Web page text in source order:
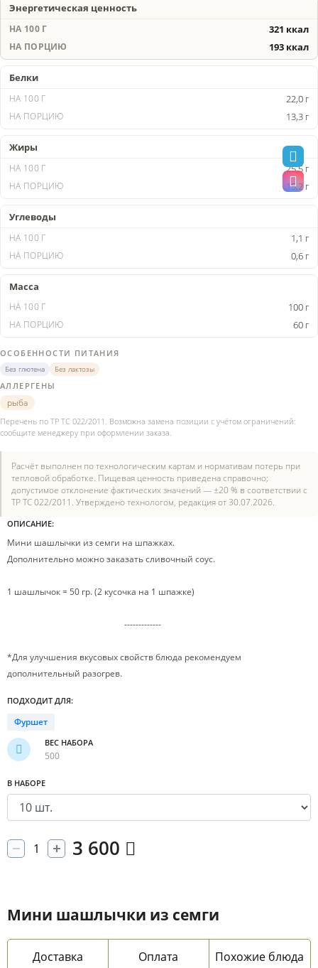
Энергетическая ценность
321 ккал
193 ккал
Белки
22,0 г
13,3 г
Жиры
25,5 г
15,2 г
Углеводы
1,1 г
0,6 г
Масса
100 г
60 г
ОСОБЕННОСТИ ПИТАНИЯ
Без глютена Без лактозы
АЛЛЕРГЕНЫ
рыба
Перечень по ТР ТС 022/2011. Возможна замена позиции с учётом ограничений:
сообщите менеджеру при оформлении заказа.
Расчёт выполнен по технологическим картам и нормативам потерь при
тепловой обработке. Пищевая ценность приведена справочно;
допустимое отклонение фактических значений — ±20 % в соответствии с
ТР ТС 022/2011. Утверждено технологом, редакция от 30.07.2026.
Мини шашлычки из семги
Доставка Оплата Похожие блюда
ОПИСАНИЕ:
Мини шашлычки из семги на шпажках.
Дополнительно можно заказать сливочный соус.
1 шашлычок = 50 гр. (2 кусочка на 1 шпажке)
-------------
*Для улучшения вкусовых свойств блюда рекомендуем
дополнительный разогрев.
ПОДХОДИТ ДЛЯ:
Фуршет
ВЕС НАБОРА
500
В НАБОРЕ
3 600